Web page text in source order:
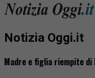
Notizia Oggi.it
Madre e figlia riempite